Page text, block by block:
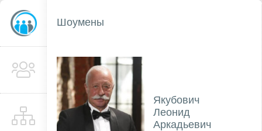
Шоумены
Якубович
Леонид
Аркадьевич